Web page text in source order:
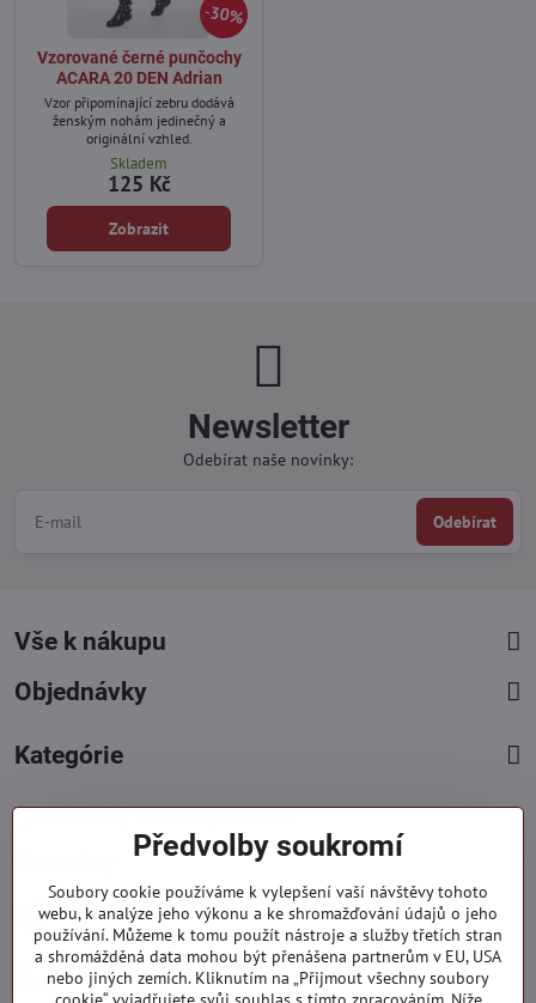
30%
Vzorované černé punčochy
ACARA 20 DEN Adrian
Vzor připomínající zebru dodává
ženským nohám jedinečný a
originální vzhled.
Skladem
125 Kč
Zobrazit
Newsletter
Odebírat naše novinky:
Odebírat
Vše k nákupu
Objednávky
Kategórie
+421 919 060 751
Pondělí - Pátek : 09:00 - 15:00 hod.
info​@everlady​.eu
Non stop ( 24/7 )
Předvolby soukromí
Soubory cookie používáme k vylepšení vaší návštěvy tohoto
webu, k analýze jeho výkonu a ke shromažďování údajů o jeho
používání. Můžeme k tomu použít nástroje a služby třetích stran
a shromážděná data mohou být přenášena partnerům v EU, USA
nebo jiných zemích. Kliknutím na „Přijmout všechny soubory